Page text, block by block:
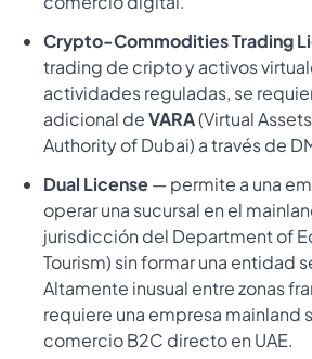
Crypto-Commodities Trading
trading de cripto y activos
actividades reguladas, se
adicional deVARA(Virtual
Authority of Dubai) a través de
Dual License— permite a una
operar una sucursal en el
jurisdicción del Department of
Tourism) sin formar una entidad
Altamente inusual entre zonas
requiere una empresa mainland
comercio B2C directo en UAE.